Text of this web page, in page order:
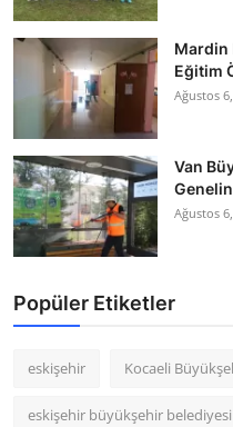
Mardin
Eğitim
Ağustos
Van
Ağustos
Popüler Etiketler
eskişehir Kocaeli
eskişehir büyükşehir belediyesi